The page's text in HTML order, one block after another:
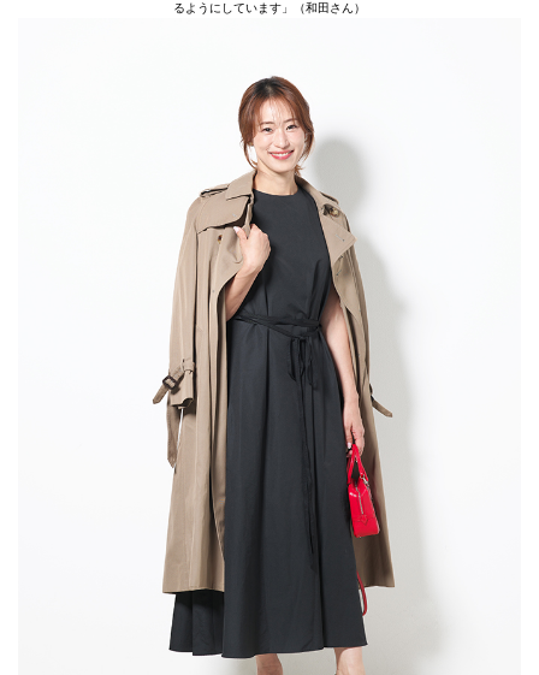
るようにしています」（和田さん）